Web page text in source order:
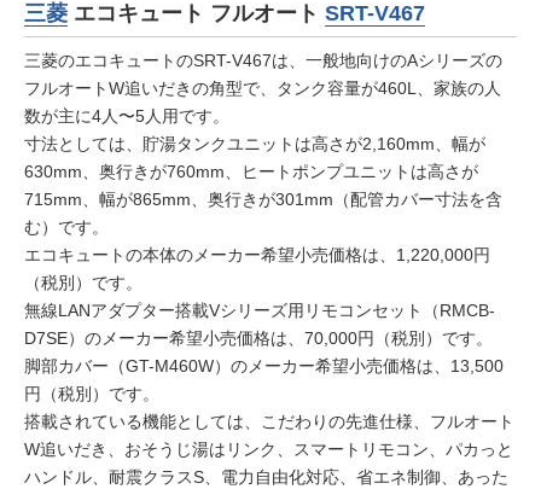
三菱 エコキュート フルオート SRT-V467
三菱のエコキュートのSRT-V467は、一般地向けのAシリーズの
フルオートW追いだきの角型で、タンク容量が460L、家族の人
数が主に4人〜5人用です。
寸法としては、貯湯タンクユニットは高さが2,160mm、幅が
630mm、奥行きが760mm、ヒートポンプユニットは高さが
715mm、幅が865mm、奥行きが301mm（配管カバー寸法を含
む）です。
エコキュートの本体のメーカー希望小売価格は、1,220,000円
（税別）です。
無線LANアダプター搭載Vシリーズ用リモコンセット（RMCB-
D7SE）のメーカー希望小売価格は、70,000円（税別）です。
脚部カバー（GT-M460W）のメーカー希望小売価格は、13,500
円（税別）です。
搭載されている機能としては、こだわりの先進仕様、フルオート
W追いだき、おそうじ湯はリンク、スマートリモコン、パカっと
ハンドル、耐震クラスS、電力自由化対応、省エネ制御、あった